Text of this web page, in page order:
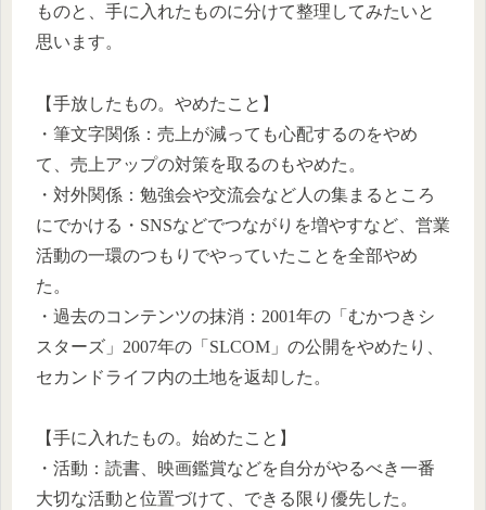
ものと、手に入れたものに分けて整理してみたいと
思います。
【手放したもの。やめたこと】
・筆文字関係：売上が減っても心配するのをやめ
て、売上アップの対策を取るのもやめた。
・対外関係：勉強会や交流会など人の集まるところ
にでかける・SNSなどでつながりを増やすなど、営業
活動の一環のつもりでやっていたことを全部やめ
た。
・過去のコンテンツの抹消：2001年の「むかつきシ
スターズ」2007年の「SLCOM」の公開をやめたり、
セカンドライフ内の土地を返却した。
【手に入れたもの。始めたこと】
・活動：読書、映画鑑賞などを自分がやるべき一番
大切な活動と位置づけて、できる限り優先した。